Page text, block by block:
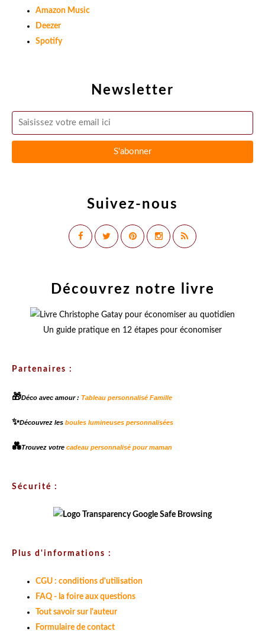
Newsletter
Suivez-nous
Amazon Music
Deezer
Spotify
Découvrez notre livre
Un guide pratique en 12 étapes pour économiser
Partenaires :
🎁Déco avec amour : Tableau personnalisé Famille
✨Découvrez les boules lumineuses personnalisées
💑Trouvez votre cadeau personnalisé pour maman
Sécurité :
Plus d'informations :
CGU : conditions d'utilisation
FAQ - la foire aux questions
Tout savoir sur l'auteur
Formulaire de contact